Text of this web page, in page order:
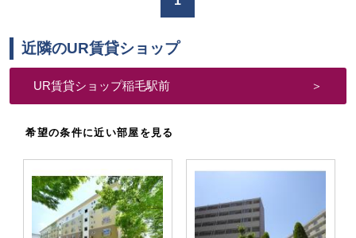
近隣のUR賃貸ショップ
UR賃貸ショップ稲毛駅前
希望の条件に近い部屋を見る